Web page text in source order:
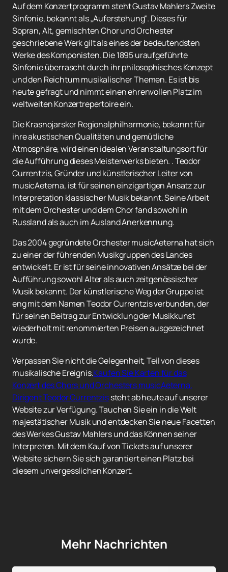
Auf dem Konzertprogramm steht Gustav Mahlers Zweite
Sinfonie, bekannt als „Auferstehung“. Dieses für
Sopran, Alt, gemischten Chor und Orchester
geschriebene Werk gilt als eines der bedeutendsten
Werke des Komponisten. Die 1895 uraufgeführte
Sinfonie überrascht durch ihr philosophisches Konzept
und den Reichtum musikalischer Themen. Es ist bis
heute gefragt und nimmt einen ehrenvollen Platz im
weltweiten Konzertrepertoire ein.
Die Krasnojarsker Regionalphilharmonie, bekannt für
ihre akustischen Qualitäten und gemütliche
Atmosphäre, wird einen idealen Veranstaltungsort für
die Aufführung dieses Meisterwerks bieten. . Teodor
Currentzis, Gründer und künstlerischer Leiter von
musicAeterna, ist für seinen einzigartigen Ansatz zur
Interpretation klassischer Musik bekannt. Seine Arbeit
mit dem Orchester und dem Chor fand sowohl in
Russland als auch im Ausland Anerkennung.
Das 2004 gegründete Orchester musicAeterna hat sich
zu einer der führenden Musikgruppen des Landes
entwickelt. Er ist für seine innovativen Ansätze bei der
Aufführung sowohl Alter als auch zeitgenössischer
Musik bekannt. Der künstlerische Weg der Gruppe ist
eng mit dem Namen Teodor Currentzis verbunden, der
für seinen Beitrag zur Entwicklung der Musikkunst
wiederholt mit renommierten Preisen ausgezeichnet
wurde.
Verpassen Sie nicht die Gelegenheit, Teil von dieses
musikalische Ereignis.Kaufen Sie Karten für das
Konzert des Chors und Orchesters musicAeterna.
Dirigent Teodor Currentzissteht ab heute auf unserer
Website zur Verfügung. Tauchen Sie ein in die Welt
majestätischer Musik und entdecken Sie neue Facetten
des Werkes Gustav Mahlers und das Können seiner
Interpreten. Mit dem Kauf von Tickets auf unserer
Website sichern Sie sich garantiert einen Platz bei
diesem unvergesslichen Konzert.
Mehr Nachrichten